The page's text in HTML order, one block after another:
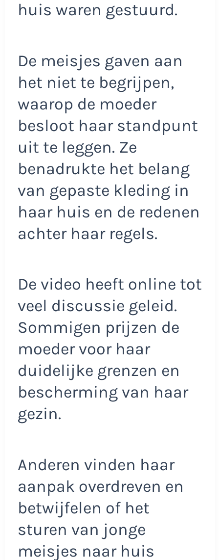
huis waren gestuurd.
De meisjes gaven aan
het niet te begrijpen,
waarop de moeder
besloot haar standpunt
uit te leggen. Ze
benadrukte het belang
van gepaste kleding in
haar huis en de redenen
achter haar regels.​
De video heeft online tot
veel discussie geleid.
Sommigen prijzen de
moeder voor haar
duidelijke grenzen en
bescherming van haar
gezin.
Anderen vinden haar
aanpak overdreven en
betwijfelen of het
sturen van jonge
meisjes naar huis